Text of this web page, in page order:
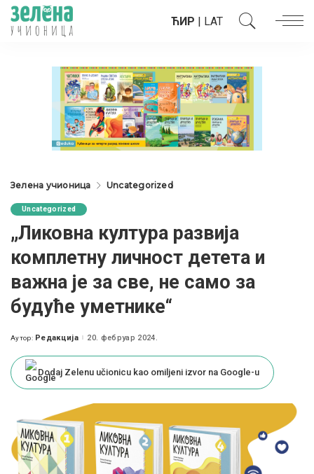
ЋИР | LAT
Зелена учионица Uncategorized
Uncategorized
„Ликовна култура развија
комплетну личност детета и
важна је за све, не само за
будуће уметнике“
Posted
Аутор: Редакција 20. фебруар 2024.
Dodaj Zelenu učionicu kao omiljeni izvor na Google-u